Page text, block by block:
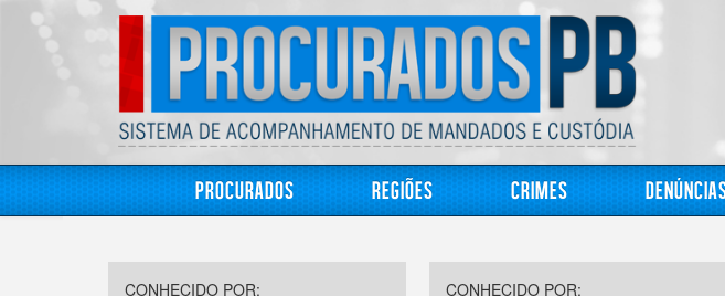
Procurados Regiões Crimes
CONHECIDO POR: CONHECIDO POR: